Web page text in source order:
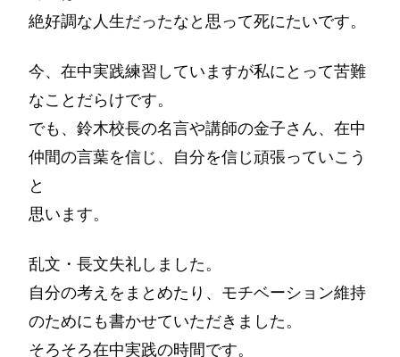
絶好調な人生だったなと思って死にたいです。
今、在中実践練習していますが私にとって苦難
なことだらけです。
でも、鈴木校長の名言や講師の金子さん、在中
仲間の言葉を信じ、自分を信じ頑張っていこう
と
思います。
乱文・長文失礼しました。
自分の考えをまとめたり、モチベーション維持
のためにも書かせていただきました。
そろそろ在中実践の時間です。